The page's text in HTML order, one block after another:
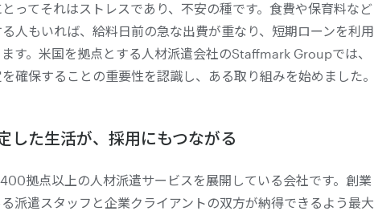
ってそれはストレスであり、不安の種です。食費や保育料など
人もいれば、給料日前の急な出費が重なり、短期ローンを利用
す。米国を拠点とする人材派遣会社のStaffmark Groupでは、
確保することの重要性を認識し、ある取り組みを始めました。
した生活が、採用にもつながる
拠点以上の人材派遣サービスを展開している会社です。創業
派遣スタッフと企業クライアントの双方が納得できるよう最大